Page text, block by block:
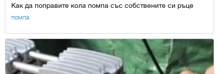
Как да поправите кола помпа със собствените си ръце
помпа